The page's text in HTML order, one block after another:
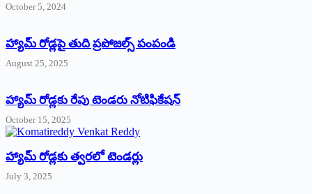
October 5, 2024
హ్యామ్‌ రోడ్లపై తుది ప్రపోజల్స్‌ పంపండి
August 25, 2025
హ్యామ్‌ రోడ్లకు రేపు టెండరు నోటిఫికేషన్‌
October 15, 2025
హ్యామ్‌ రోడ్లకు త్వరలో టెండర్లు
July 3, 2025